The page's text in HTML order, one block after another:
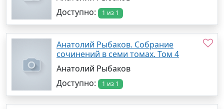
Доступно:
1 из 1
Анатолий Рыбаков. Собрание
сочинений в семи томах. Том 4
Анатолий Рыбаков
Доступно:
1 из 1